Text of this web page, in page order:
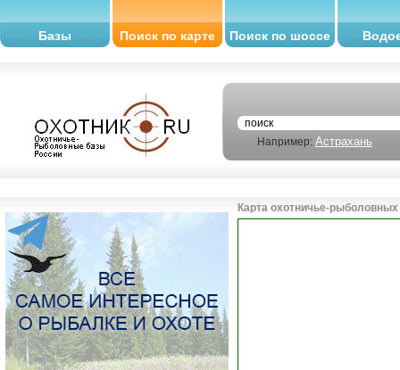
Базы Поиск по карте Поиск по шоссе
Например: Астрахань
Карта охотничье-